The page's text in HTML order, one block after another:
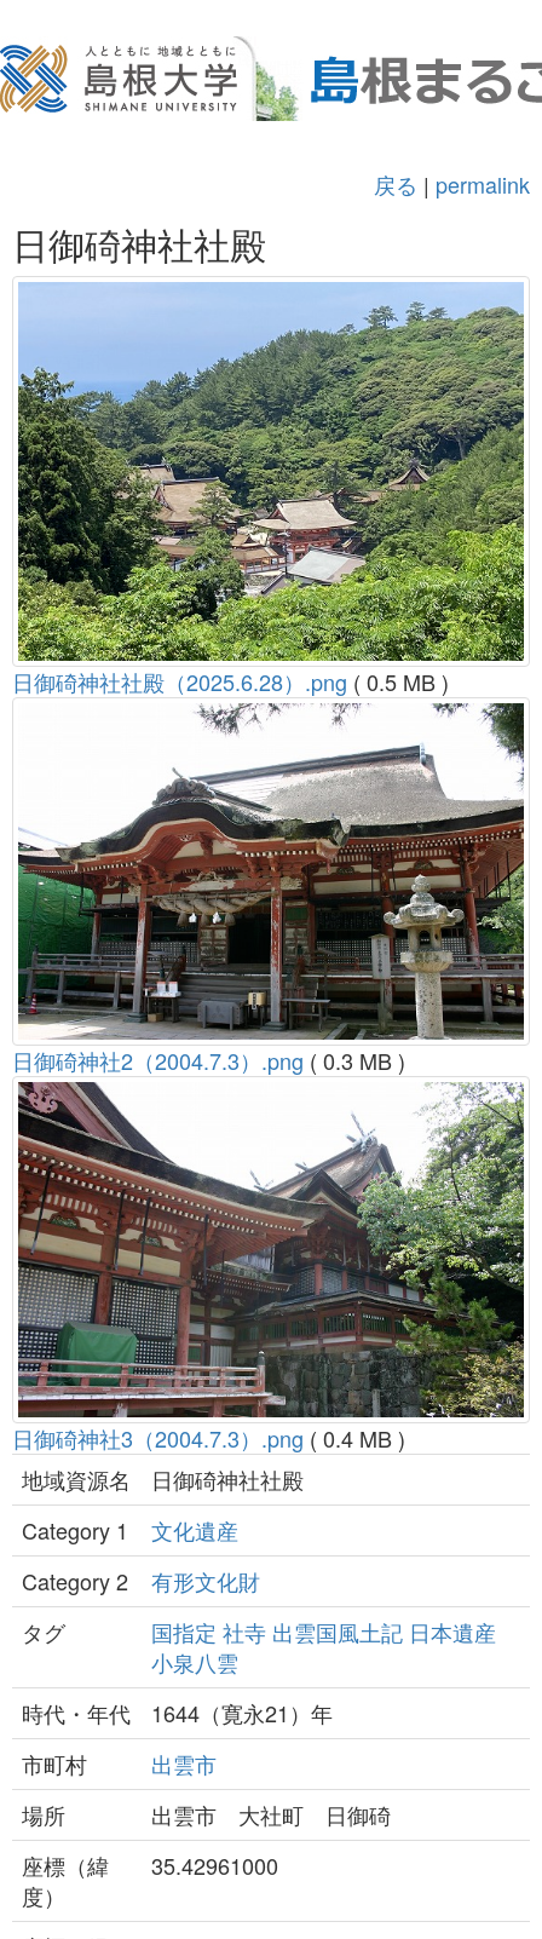
戻る | permalink
日御碕神社社殿
日御碕神社社殿（2025.6.28）.png ( 0.5 MB )
日御碕神社2（2004.7.3）.png ( 0.3 MB )
日御碕神社3（2004.7.3）.png ( 0.4 MB )
地域資源名
日御碕神社社殿
Category 1
文化遺産
Category 2
有形文化財
タグ
国指定 社寺 出雲国風土記 日本遺産
小泉八雲
時代・年代
1644（寛永21）年
市町村
出雲市
場所
出雲市 大社町 日御碕
座標（緯
度）
35.42961000